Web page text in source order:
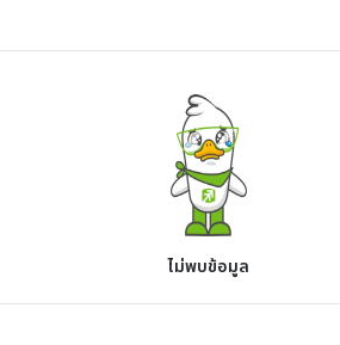
ไม่พบข้อมูล